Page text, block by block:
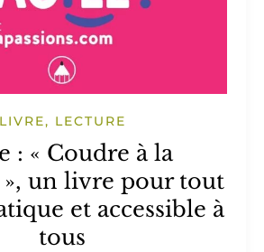
LIVRE, LECTURE
: « Coudre à la
un livre pour tout
et accessible à
tous